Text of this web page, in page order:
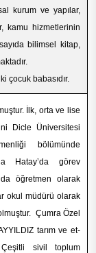
kurum ve yapılar,
kamu hizmetlerinin
bilimsel kitap,
çocuk babasıdır.
İlk, orta ve lise
Dicle Üniversitesi
bölümünde
Hatay’da görev
da öğretmen olarak
okul müdürü olarak
Çumra Özel
tarım ve et-
sivil toplum